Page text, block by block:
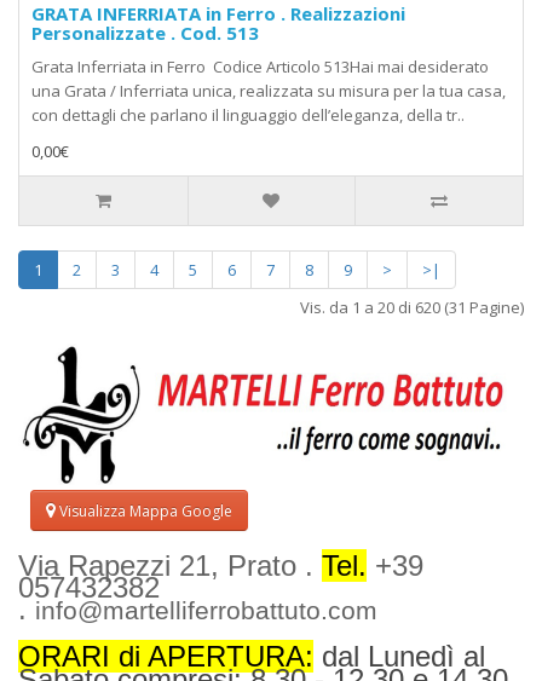
GRATA INFERRIATA in Ferro . Realizzazioni
Personalizzate . Cod. 513
Grata Inferriata in Ferro Codice Articolo 513Hai mai desiderato
una Grata / Inferriata unica, realizzata su misura per la tua casa,
con dettagli che parlano il linguaggio dell’eleganza, della tr..
0,00€
1 2 3 4 5 6 7 8 9 >
>|
Vis. da 1 a 20 di 620 (31 Pagine)
Visualizza Mappa Google
Via Rapezzi 21, Prato . Tel. +39
057432382
. info@martelliferrobattuto.com
ORARI di APERTURA: dal Lunedì al